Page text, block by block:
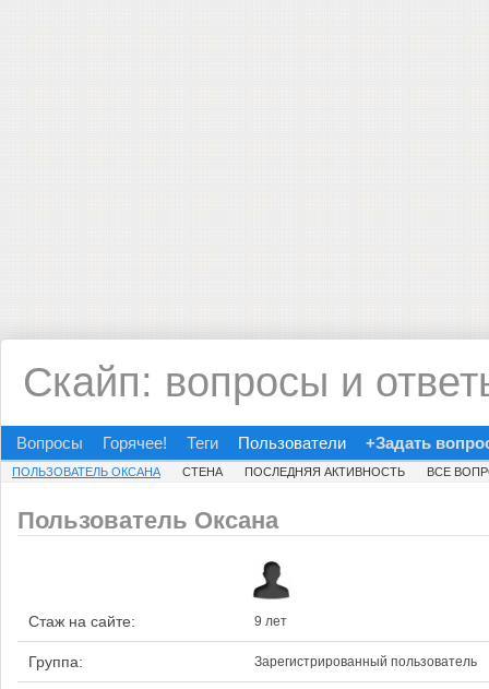
Скайп: вопросы и
Вопросы Горячее! Теги Пользователи +Задать
ПОЛЬЗОВАТЕЛЬ ОКСАНА СТЕНА ПОСЛЕДНЯЯ АКТИВНОСТЬ ВСЕ
Пользователь Оксана
Стаж на сайте: 9 лет
Группа: Зарегистрированный пользователь